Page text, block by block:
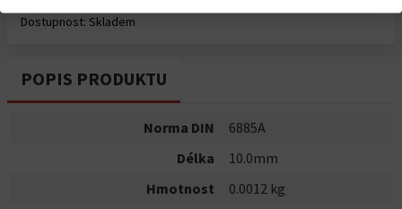
Dostupnost: Skladem
POPIS PRODUKTU
Norma DIN
6885A
Délka
10.0mm
Hmotnost
0.0012 kg